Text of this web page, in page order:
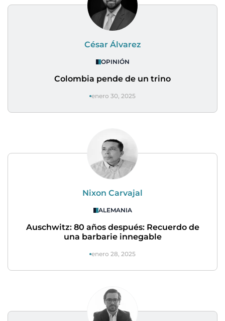
César Álvarez
OPINIÓN
Colombia pende de un trino
enero 30, 2025
Nixon Carvajal
ALEMANIA
Auschwitz: 80 años después: Recuerdo de
una barbarie innegable
enero 28, 2025